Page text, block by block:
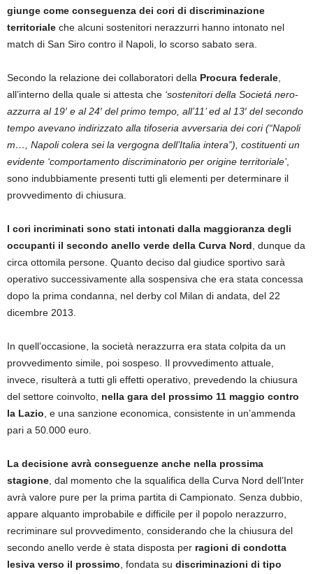
giunge come conseguenza dei cori di discriminazione
territoriale che alcuni sostenitori nerazzurri hanno intonato nel
match di San Siro contro il Napoli, lo scorso sabato sera.
Secondo la relazione dei collaboratori della Procura federale
all’interno della quale si attesta che ‘sostenitori della Societá nero-
azzurra al 19′ e al 24′ del primo tempo, all’11’ ed al 13′ del secondo
tempo avevano indirizzato alla tifoseria avversaria dei cori (“Napoli
m…, Napoli colera sei la vergogna dell’Italia intera”), costituenti un
evidente ‘comportamento discriminatorio per origine territoriale’,
sono indubbiamente presenti tutti gli elementi per determinare il
provvedimento di chiusura.
I cori incriminati sono stati intonati dalla maggioranza degli
occupanti il secondo anello verde della Curva Nord , dunque da
circa ottomila persone. Quanto deciso dal giudice sportivo sarà
operativo successivamente alla sospensiva che era stata concessa
dopo la prima condanna, nel derby col Milan di andata, del 22
dicembre 2013.
In quell’occasione, la società nerazzurra era stata colpita da un
provvedimento simile, poi sospeso. Il provvedimento attuale,
invece, risulterà a tutti gli effetti operativo, prevedendo la chiusura
del settore coinvolto, nella gara del prossimo 11 maggio contro
la Lazio , e una sanzione economica, consistente in un’ammenda
pari a 50.000 euro.
La decisione avrà conseguenze anche nella prossima
stagione , dal momento che la squalifica della Curva Nord dell’Inter
avrà valore pure per la prima partita di Campionato. Senza dubbio,
appare alquanto improbabile e difficile per il popolo nerazzurro,
recriminare sul provvedimento, considerando che la chiusura del
secondo anello verde è stata disposta per ragioni di condotta
lesiva verso il prossimo , fondata su discriminazioni di tipo